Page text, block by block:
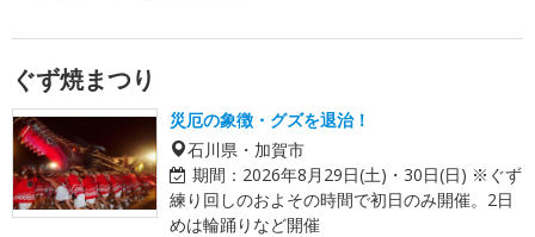
ぐず焼まつり
災厄の象徴・グズを退治！
石川県・加賀市
期間： 2026年8月29日(土)・30日(日) ※ぐず
練り回しのおよその時間で初日のみ開催。2日
めは輪踊りなど開催